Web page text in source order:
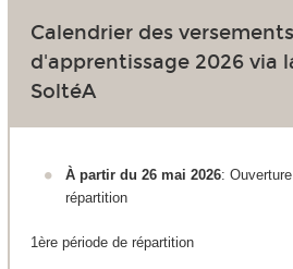
Calendrier des
d'apprentissage 2026 via
SoltéA
À partir du 26 mai 2026:
répartition
1ère période de répartition